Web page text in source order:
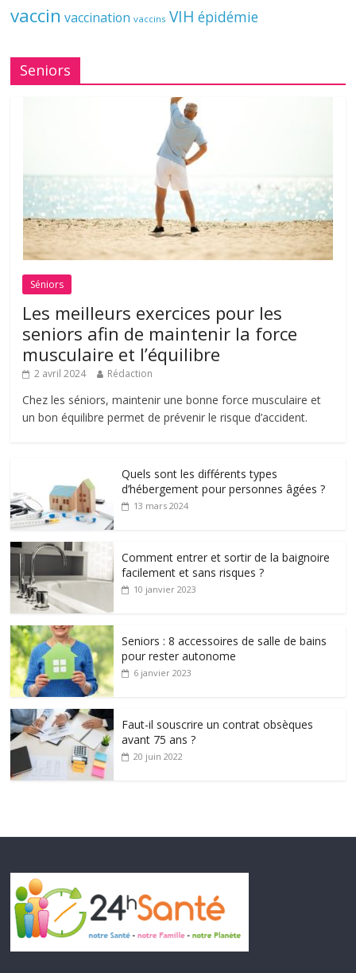
vaccin vaccination vaccins VIH épidémie
Seniors
Séniors
Les meilleurs exercices pour les
seniors afin de maintenir la force
musculaire et l’équilibre
2 avril 2024 Rédaction
Chez les séniors, maintenir une bonne force musculaire et
un bon équilibre permet de prévenir le risque d’accident.
Quels sont les différents types
d’hébergement pour personnes âgées ?
13 mars 2024
Comment entrer et sortir de la baignoire
facilement et sans risques ?
10 janvier 2023
Seniors : 8 accessoires de salle de bains
pour rester autonome
6 janvier 2023
Faut-il souscrire un contrat obsèques
avant 75 ans ?
20 juin 2022